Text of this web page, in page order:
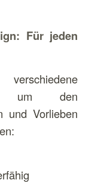
Für jeden
um den
und Vorlieben